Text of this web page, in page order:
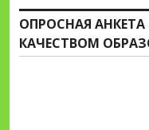
ОПРОСНАЯ
КАЧЕСТВОМ